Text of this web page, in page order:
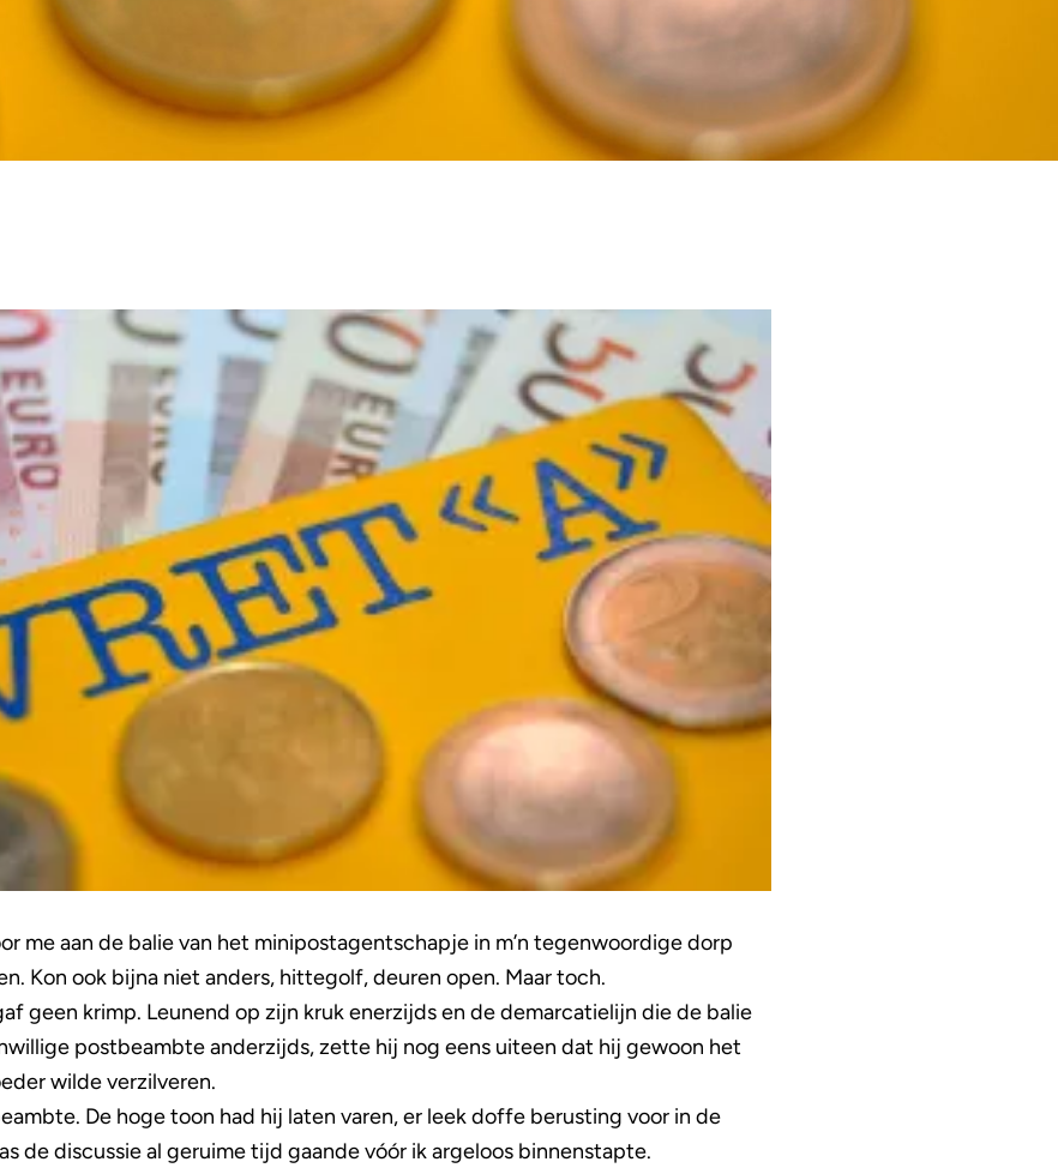
me aan de balie van het minipostagentschapje in m’n tegenwoordige dorp
Kon ook bijna niet anders, hittegolf, deuren open. Maar toch.
geen krimp. Leunend op zijn kruk enerzijds en de demarcatielijn die de balie
postbeambte anderzijds, zette hij nog eens uiteen dat hij gewoon het
wilde verzilveren.
De hoge toon had hij laten varen, er leek doffe berusting voor in de
de discussie al geruime tijd gaande vóór ik argeloos binnenstapte.